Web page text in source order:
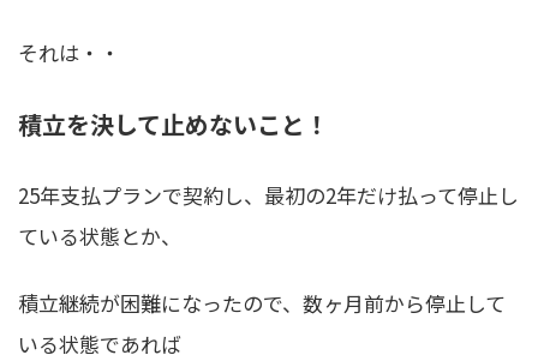
それは・・
積立を決して止めないこと！
25年支払プランで契約し、最初の2年だけ払って停止し
ている状態とか、
積立継続が困難になったので、数ヶ月前から停止して
いる状態であれば